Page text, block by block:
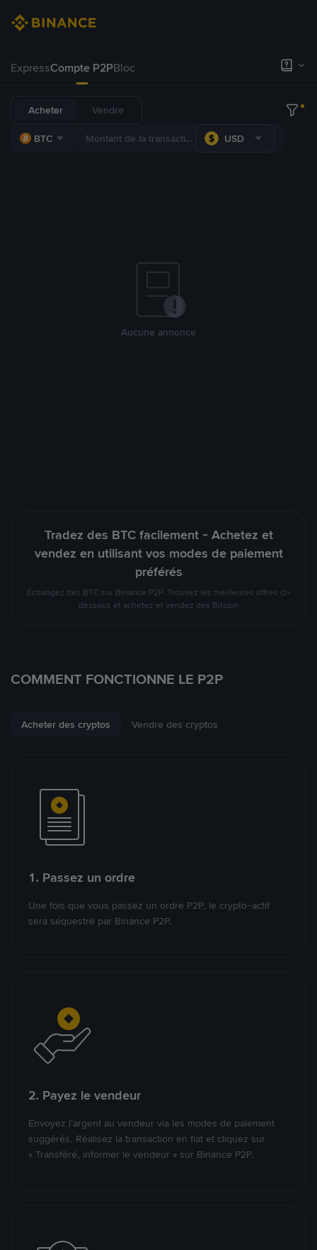
ExpressCompte P2PBloc
Acheter Vendre
BTC USD
Aucune annonce
Tradez des BTC facilement - Achetez et
vendez en utilisant vos modes de paiement
préférés
Échangez des BTC sur Binance P2P. Trouvez les meilleures offres ci-
dessous et achetez et vendez des Bitcoin
COMMENT FONCTIONNE LE P2P
Acheter des cryptos Vendre des cryptos
1. Passez un ordre
Une fois que vous passez un ordre P2P, le crypto-actif
sera séquestré par Binance P2P.
2. Payez le vendeur
Envoyez l’argent au vendeur via les modes de paiement
suggérés. Réalisez la transaction en fiat et cliquez sur
« Transféré, informer le vendeur » sur Binance P2P.